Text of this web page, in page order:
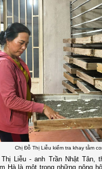
Chị Đỗ Thị Liễu kiểm tra khay tằm
Liễu - anh Trần Nhật Tân,
Hà là một trong những nông